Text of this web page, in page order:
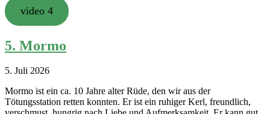
video 4
5. Mormo
5. Juli 2026
Mormo ist ein ca. 10 Jahre alter Rüde, den wir aus der
Tötungsstation retten konnten. Er ist ein ruhiger Kerl, freundlich,